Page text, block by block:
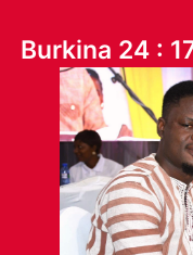
Burkina 24 :